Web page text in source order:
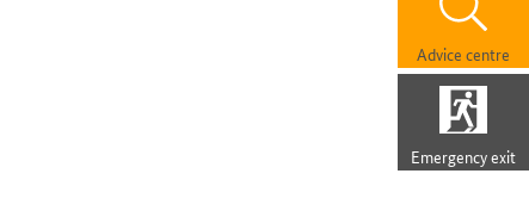
Advice centre
Emergency exit